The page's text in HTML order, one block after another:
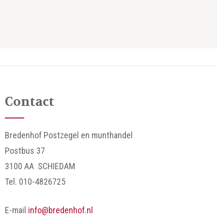
Contact
Bredenhof Postzegel en munthandel
Postbus 37
3100 AA SCHIEDAM
Tel. 010-4826725
E-mail info@bredenhof.nl